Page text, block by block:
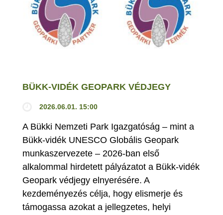
BÜKK-VIDÉK GEOPARK VÉDJEGY
2026.06.01. 15:00
A Bükki Nemzeti Park Igazgatóság – mint a
Bükk-vidék UNESCO Globális Geopark
munkaszervezete – 2026-ban első
alkalommal hirdetett pályázatot a Bükk-vidék
Geopark védjegy elnyerésére. A
kezdeményezés célja, hogy elismerje és
támogassa azokat a jellegzetes, helyi